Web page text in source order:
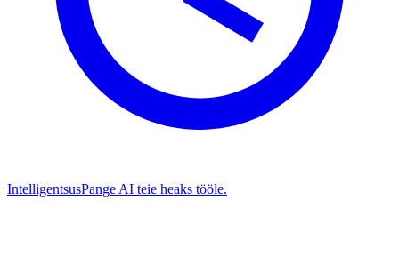
IntelligentsusPange AI teie heaks tööle.